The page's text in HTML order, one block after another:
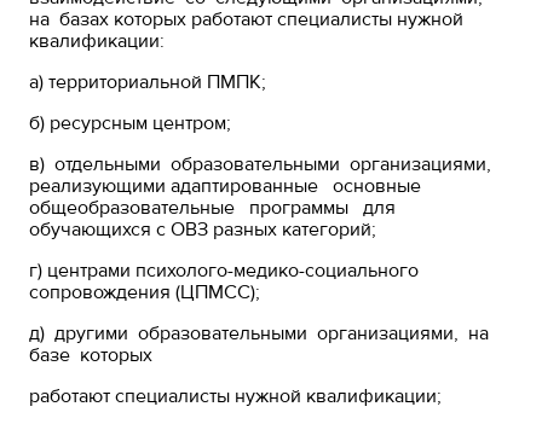
на базах которых работают специалисты нужной
квалификации:
а) территориальной ПМПК;
б) ресурсным центром;
в) отдельными образовательными организациями,
реализующими адаптированные основные
общеобразовательные программы для
обучающихся с ОВЗ разных категорий;
г) центрами психолого-медико-социального
сопровождения (ЦПМСС);
д) другими образовательными организациями, на
базе которых
работают специалисты нужной квалификации;